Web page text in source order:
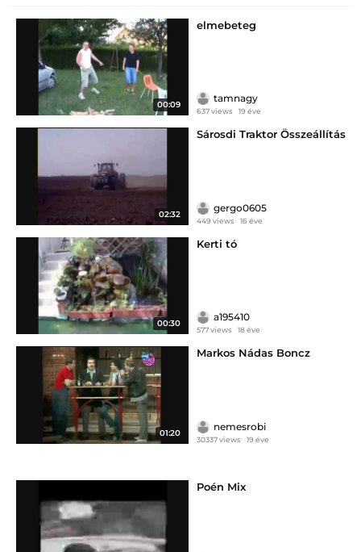
00:09
elmebeteg
tamnagy
637 views 19 éve
02:32
Sárosdi Traktor Összeállítás
gergo0605
449 views 16 éve
00:30
Kerti tó
a195410
577 views 18 éve
01:20
Markos Nádas Boncz
nemesrobi
30337 views 19 éve
Poén Mix